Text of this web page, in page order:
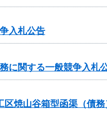
入札公告
に関する一般競争入札
焼山谷箱型函渠（債